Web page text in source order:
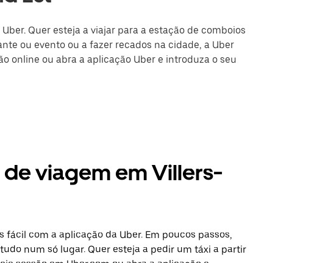
Quer esteja a viajar para a estação de comboios
ou evento ou a fazer recados na cidade, a Uber
online ou abra a aplicação Uber e introduza o seu
viagem em Villers-
com a aplicação da Uber. Em poucos passos,
num só lugar. Quer esteja a pedir um táxi a partir